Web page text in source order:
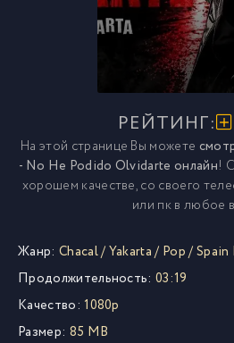
РЕЙТИНГ:
На этой странице Вы можете
- No He Podido Olvidarte онлайн!
хорошем качестве, со своего
или пк в любое
Жанр: Chacal/Yakarta/ Pop/
Продолжительность: 03:19
Качество: 1080p
Размер: 85 MB